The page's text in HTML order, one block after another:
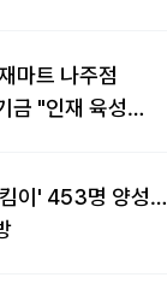
마트 나주점
금 "인재 육성
이' 453명 양성…